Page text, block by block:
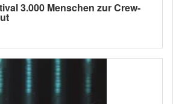
3.000 Menschen zur Crew-